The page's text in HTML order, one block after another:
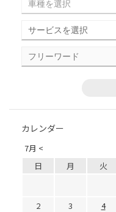
カレンダー
7月 <
日 月 火
2
3 4